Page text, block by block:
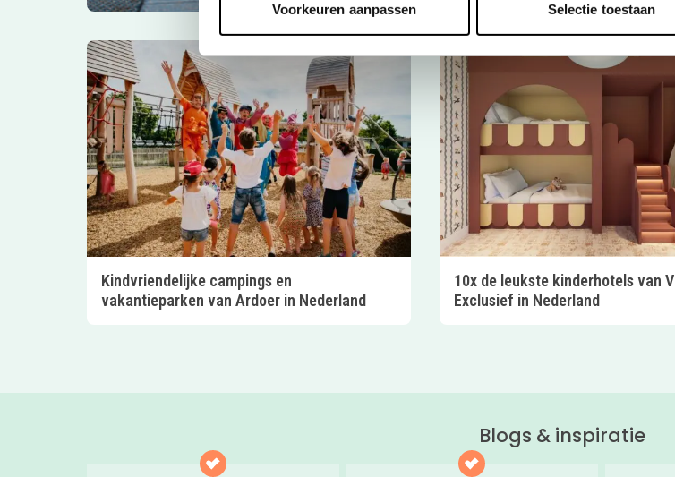
Voorkeuren aanpassen Selectie toestaan
Kindvriendelijke campings en
vakantieparken van Ardoer in Nederland
10x de leukste kinderhotels van
Exclusief in Nederland
Blogs & inspiratie